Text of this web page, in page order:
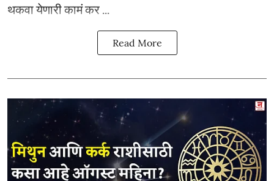
थकवा येणारी कामं कर ...
Read More